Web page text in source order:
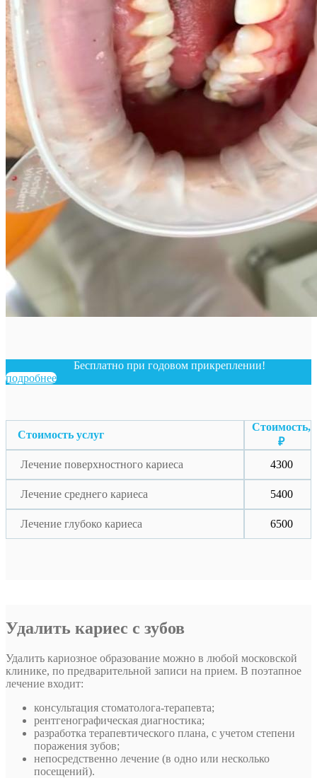
Бесплатно при годовом прикреплении!
подробнее
Стоимость услуг
Стоимость,
₽
Лечение поверхностного кариеса
4300
Лечение среднего кариеса 5400
Лечение глубоко кариеса 6500
Удалить кариес с зубов
Удалить кариозное образование можно в любой московской
клинике, по предварительной записи на прием. В поэтапное
лечение входит:
консультация стоматолога-терапевта;
рентгенографическая диагностика;
разработка терапевтического плана, с учетом степени
поражения зубов;
непосредственно лечение (в одно или несколько
посещений).